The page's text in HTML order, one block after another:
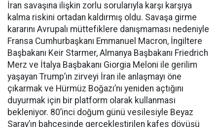
İran savaşına ilişkin zorlu sorularıyla karşı karşıya
kalma riskini ortadan kaldırmış oldu. Savaşa girme
kararını Avrupalı müttefiklere danışmaması nedeniyle
Fransa Cumhurbaşkanı Emmanuel Macron, İngiltere
Başbakanı Keir Starmer, Almanya Başbakanı Friedrich
Merz ve İtalya Başbakanı Giorgia Meloni ile gerilim
yaşayan Trump’ın zirveyi İran ile anlaşmayı öne
çıkarmak ve Hürmüz Boğazı’nı yeniden açtığını
duyurmak için bir platform olarak kullanması
bekleniyor. 80’inci doğum günü vesilesiyle Beyaz
Saray’ın bahçesinde gerçekleştirilen kafes dövüşü